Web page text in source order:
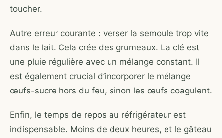
toucher.
Autre erreur courante : verser la semoule trop vite
dans le lait. Cela crée des grumeaux. La clé est
une pluie régulière avec un mélange constant. Il
est également crucial d’incorporer le mélange
œufs-sucre hors du feu, sinon les œufs coagulent.
Enfin, le temps de repos au réfrigérateur est
indispensable. Moins de deux heures, et le gâteau